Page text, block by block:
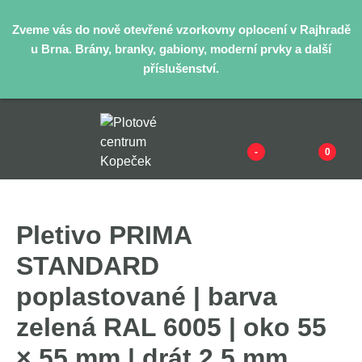
Zveme vás do nově otevřené vzorkovny oplocení v Rajhradě
u Brna. Brány, branky, gabiony, moderní prvky a další
příslušenství.
- 0
Pletivo PRIMA
STANDARD
poplastované | barva
zelená RAL 6005 | oko 55